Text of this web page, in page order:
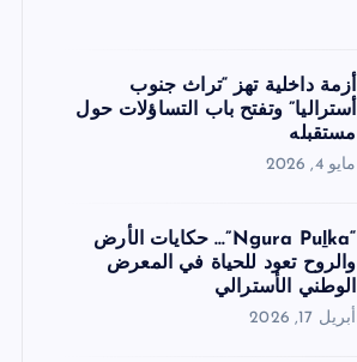
أزمة داخلية تهز “تراث جنوب
أستراليا” وتفتح باب التساؤلات حول
مستقبله
مايو 4, 2026
“Ngura Puḻka”… حكايات الأرض
والروح تعود للحياة في المعرض
الوطني الأسترالي
أبريل 17, 2026